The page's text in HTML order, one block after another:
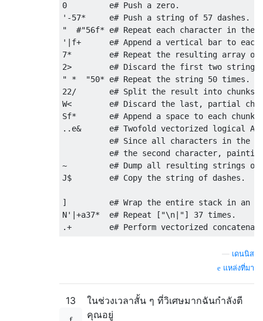
0         e# Push a zero.
'-57*     e# Push a string of 57 dashes.
"  #"56f* e# Repeat each character in the
'|f+      e# Append a vertical bar to
7*        e# Repeat the resulting array of
2>        e# Discard the first two
" *  "50* e# Repeat the string 50 times.
22/       e# Split the result into chunks
W<        e# Discard the last, partial
Sf*       e# Append a space to each chunk.
..e&      e# Twofold vectorized logical
e# Since all characters in the
e# the second character,
~         e# Dump all resulting strings on
J$        e# Copy the string of dashes.
]         e# Wrap the entire stack in an
N'|+a37*  e# Repeat ["\n|"] 37 times.
เดนนิส
แหล่งที่มา
13
ในช่วงเวลาสั้น ๆ ที่วิเศษมากฉันกำลังตี
คุณอยู่